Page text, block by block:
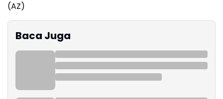
(AZ)
Baca Juga